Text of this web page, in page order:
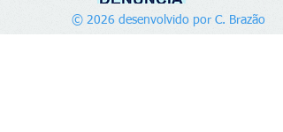
© 2026 desenvolvido por C. Brazão